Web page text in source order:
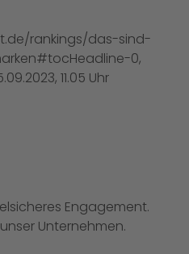
rankings/das-sind-
0,
11.05 Uhr
Engagement.
Unternehmen.